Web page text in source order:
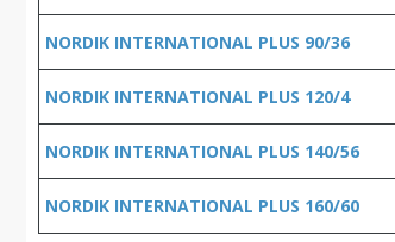
NORDIK INTERNATIONAL PLUS 90/36
NORDIK INTERNATIONAL PLUS 120/4
NORDIK INTERNATIONAL PLUS 140/56
NORDIK INTERNATIONAL PLUS 160/60